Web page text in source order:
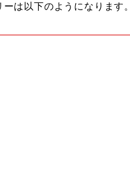
は以下のようになります。